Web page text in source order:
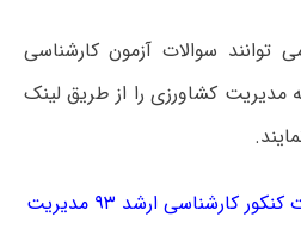
توانند سوالات آزمون کارشناسی
بهمن ۹۲ رشته مدیریت کشاورزی را از طریق لینک
دانلود رایگان دفترچه سوالات کنکور کارشناسی ارشد ۹۳ مدیریت